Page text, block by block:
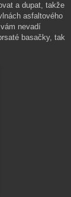
a dupat, takže
asfaltového
nevadí
basačky, tak